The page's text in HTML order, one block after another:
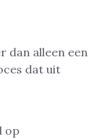
dan alleen een
dat uit
op